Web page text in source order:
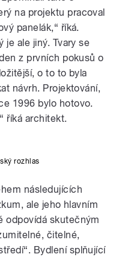
na projektu pracoval
panelák,“ říká.
je ale jiný. Tvary se
z prvních pokusů o
o to to byla
návrh. Projektování,
1996 bylo hotovo.
říká architekt.
rozhlas
následujících
ale jeho hlavním
odpovídá skutečným
čitelné,
Bydlení splňující